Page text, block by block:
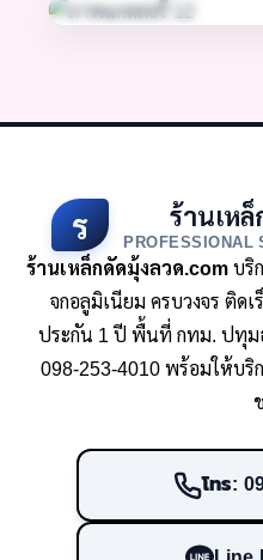
ร ร้านเห
PROFESSIONAL
ร้านเหล็กดัดมุ้งลวด.comบริ
จกอลูมิเนียม ครบวงจร ติด
ประกัน 1 ปี พื้นที่ กทม. ปทุม
098-253-4010 พร้อมให้บริ
โทร: